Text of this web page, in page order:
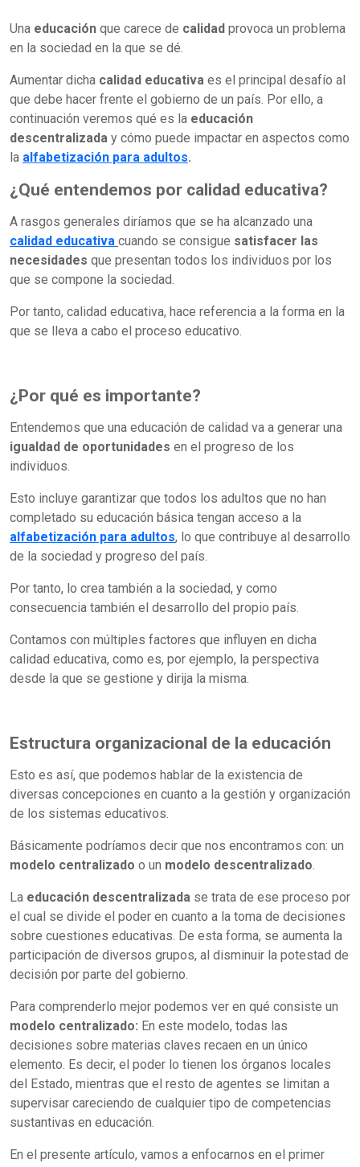
Una educación que carece de calidad provoca un problema
en la sociedad en la que se dé.
Aumentar dicha calidad educativa es el principal desafío al
que debe hacer frente el gobierno de un país. Por ello, a
continuación veremos qué es la educación
descentralizada y cómo puede impactar en aspectos como
la alfabetización para adultos.
¿Qué entendemos por calidad educativa?
A rasgos generales diríamos que se ha alcanzado una
calidad educativa cuando se consigue satisfacer las
necesidades que presentan todos los individuos por los
que se compone la sociedad.
Por tanto, calidad educativa, hace referencia a la forma en la
que se lleva a cabo el proceso educativo.
¿Por qué es importante?
Entendemos que una educación de calidad va a generar una
igualdad de oportunidades en el progreso de los
individuos.
Esto incluye garantizar que todos los adultos que no han
completado su educación básica tengan acceso a la
alfabetización para adultos, lo que contribuye al desarrollo
de la sociedad y progreso del país.
Por tanto, lo crea también a la sociedad, y como
consecuencia también el desarrollo del propio país.
Contamos con múltiples factores que influyen en dicha
calidad educativa, como es, por ejemplo, la perspectiva
desde la que se gestione y dirija la misma.
Estructura organizacional de la educación
Esto es así, que podemos hablar de la existencia de
diversas concepciones en cuanto a la gestión y organización
de los sistemas educativos.
Básicamente podríamos decir que nos encontramos con: un
modelo centralizado o un modelo descentralizado.
La educación descentralizada se trata de ese proceso por
el cual se divide el poder en cuanto a la toma de decisiones
sobre cuestiones educativas. De esta forma, se aumenta la
participación de diversos grupos, al disminuir la potestad de
decisión por parte del gobierno.
Para comprenderlo mejor podemos ver en qué consiste un
modelo centralizado: En este modelo, todas las
decisiones sobre materias claves recaen en un único
elemento. Es decir, el poder lo tienen los órganos locales
del Estado, mientras que el resto de agentes se limitan a
supervisar careciendo de cualquier tipo de competencias
sustantivas en educación.
En el presente artículo, vamos a enfocarnos en el primer